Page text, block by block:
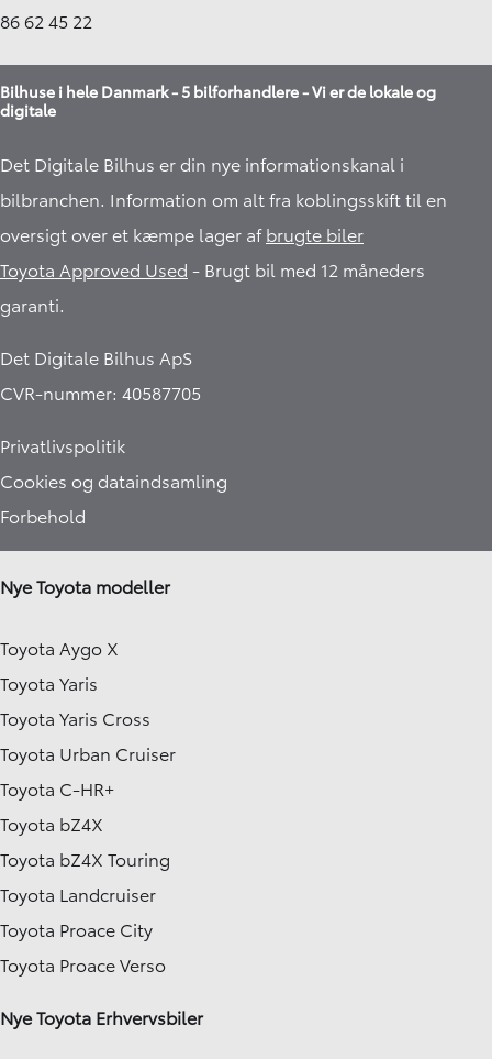
86 62 45 22
Bilhuse i hele Danmark - 5 bilforhandlere - Vi er de lokale og
digitale
Det Digitale Bilhus er din nye informationskanal i
bilbranchen. Information om alt fra koblingsskift til en
oversigt over et kæmpe lager afbrugte biler
Toyota Approved Used - Brugt bil med 12 måneders
garanti.​
Det Digitale Bilhus ApS
CVR-nummer: 40587705
Privatlivspolitik
Cookies og dataindsamling
Forbehold
Nye Toyota modeller
Toyota Aygo X
Toyota Yaris
Toyota Yaris Cross
Toyota Urban Cruiser
Toyota C-HR+
Toyota bZ4X
Toyota bZ4X Touring
Toyota Landcruiser
Toyota Proace City
Toyota Proace Verso
Nye Toyota Erhvervsbiler